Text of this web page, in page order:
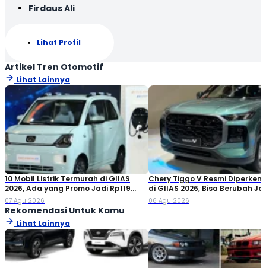
Firdaus Ali
Lihat Profil
Artikel Tren Otomotif
Lihat Lainnya
10 Mobil Listrik Termurah di GIIAS
2026, Ada yang Promo Jadi Rp119
Jutaan!
07 Agu 2026
Chery Tiggo V Resmi
di GIIAS 2026, Bisa Berubah
Double Cabin
06 Agu 2026
Rekomendasi Untuk Kamu
Lihat Lainnya